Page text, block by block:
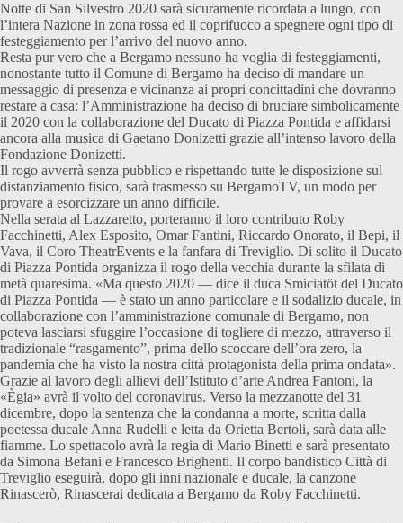
Notte di San Silvestro 2020 sarà sicuramente ricordata a lungo, con
l’intera Nazione in zona rossa ed il coprifuoco a spegnere ogni tipo di
festeggiamento per l’arrivo del nuovo anno.
Resta pur vero che a Bergamo nessuno ha voglia di festeggiamenti,
nonostante tutto il Comune di Bergamo ha deciso di mandare un
messaggio di presenza e vicinanza ai propri concittadini che dovranno
restare a casa: l’Amministrazione ha deciso di bruciare simbolicamente
il 2020 con la collaborazione del Ducato di Piazza Pontida e affidarsi
ancora alla musica di Gaetano Donizetti grazie all’intenso lavoro della
Fondazione Donizetti.
Il rogo avverrà senza pubblico e rispettando tutte le disposizione sul
distanziamento fisico, sarà trasmesso su BergamoTV, un modo per
provare a esorcizzare un anno difficile.
Nella serata al Lazzaretto, porteranno il loro contributo Roby
Facchinetti, Alex Esposito, Omar Fantini, Riccardo Onorato, il Bepi, il
Vava, il Coro TheatrEvents e la fanfara di Treviglio. Di solito il Ducato
di Piazza Pontida organizza il rogo della vecchia durante la sfilata di
metà quaresima. «Ma questo 2020 — dice il duca Smiciatöt del Ducato
di Piazza Pontida — è stato un anno particolare e il sodalizio ducale, in
collaborazione con l’amministrazione comunale di Bergamo, non
poteva lasciarsi sfuggire l’occasione di togliere di mezzo, attraverso il
tradizionale “rasgamento”, prima dello scoccare dell’ora zero, la
pandemia che ha visto la nostra città protagonista della prima ondata».
Grazie al lavoro degli allievi dell’Istituto d’arte Andrea Fantoni, la
«Ègia» avrà il volto del coronavirus. Verso la mezzanotte del 31
dicembre, dopo la sentenza che la condanna a morte, scritta dalla
poetessa ducale Anna Rudelli e letta da Orietta Bertoli, sarà data alle
fiamme. Lo spettacolo avrà la regia di Mario Binetti e sarà presentato
da Simona Befani e Francesco Brighenti. Il corpo bandistico Città di
Treviglio eseguirà, dopo gli inni nazionale e ducale, la canzone
Rinascerò, Rinascerai dedicata a Bergamo da Roby Facchinetti.